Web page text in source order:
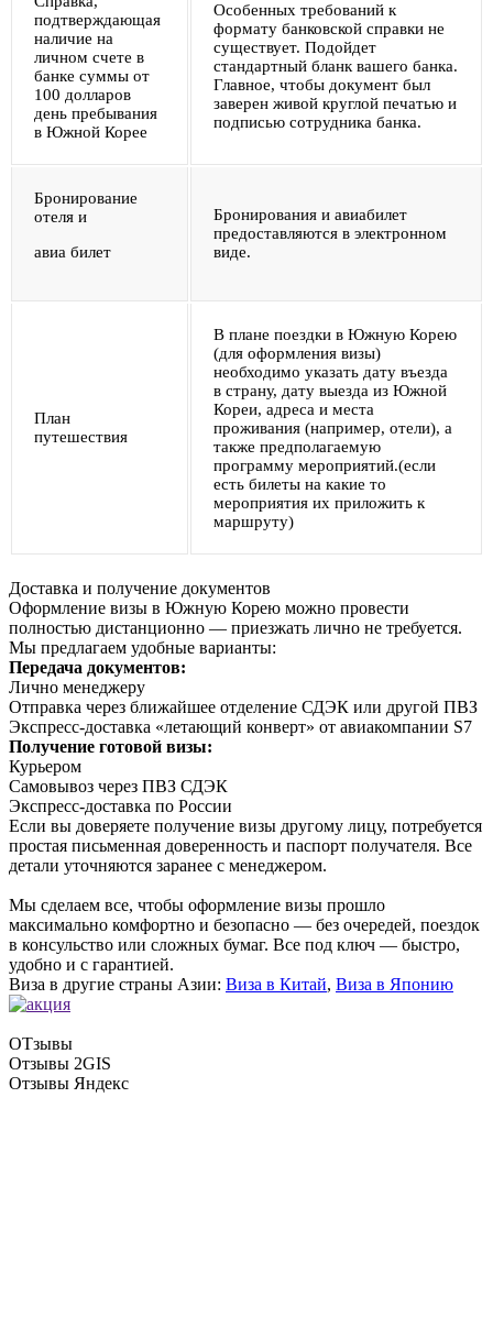
подтверждающая
наличие на
личном счете в
банке суммы от
100 долларов
день пребывания
в Южной Корее
Особенных требований к
формату банковской справки не
существует. Подойдет
стандартный бланк вашего банка.
Главное, чтобы документ был
заверен живой круглой печатью и
подписью сотрудника банка.
Бронирование
отеля и
авиа билет
Бронирования и авиабилет
предоставляются в электронном
виде.
План
путешествия
В плане поездки в Южную Корею
(для оформления визы)
необходимо указать дату въезда
в страну, дату выезда из Южной
Кореи, адреса и места
проживания (например, отели), а
также предполагаемую
программу мероприятий.(если
есть билеты на какие то
мероприятия их приложить к
маршруту)
Доставка и получение документов
Оформление визы в Южную Корею можно провести
полностью дистанционно — приезжать лично не требуется.
Мы предлагаем удобные варианты:
Передача документов:
Лично менеджеру
Отправка через ближайшее отделение СДЭК или другой ПВЗ
Экспресс-доставка «летающий конверт» от авиакомпании S7
Получение готовой визы:
Курьером
Самовывоз через ПВЗ СДЭК
Экспресс-доставка по России
Если вы доверяете получение визы другому лицу, потребуется
простая письменная доверенность и паспорт получателя. Все
детали уточняются заранее с менеджером.
Мы сделаем все, чтобы оформление визы прошло
максимально комфортно и безопасно — без очередей, поездок
в консульство или сложных бумаг. Все под ключ — быстро,
удобно и с гарантией.
Виза в другие страны Азии: Виза в Китай, Виза в Японию
ОТзывы
Отзывы 2GIS
Отзывы Яндекс